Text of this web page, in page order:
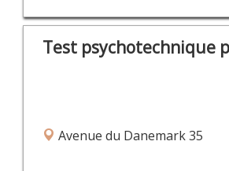
Test psychotechnique
Avenue du Danemark 35